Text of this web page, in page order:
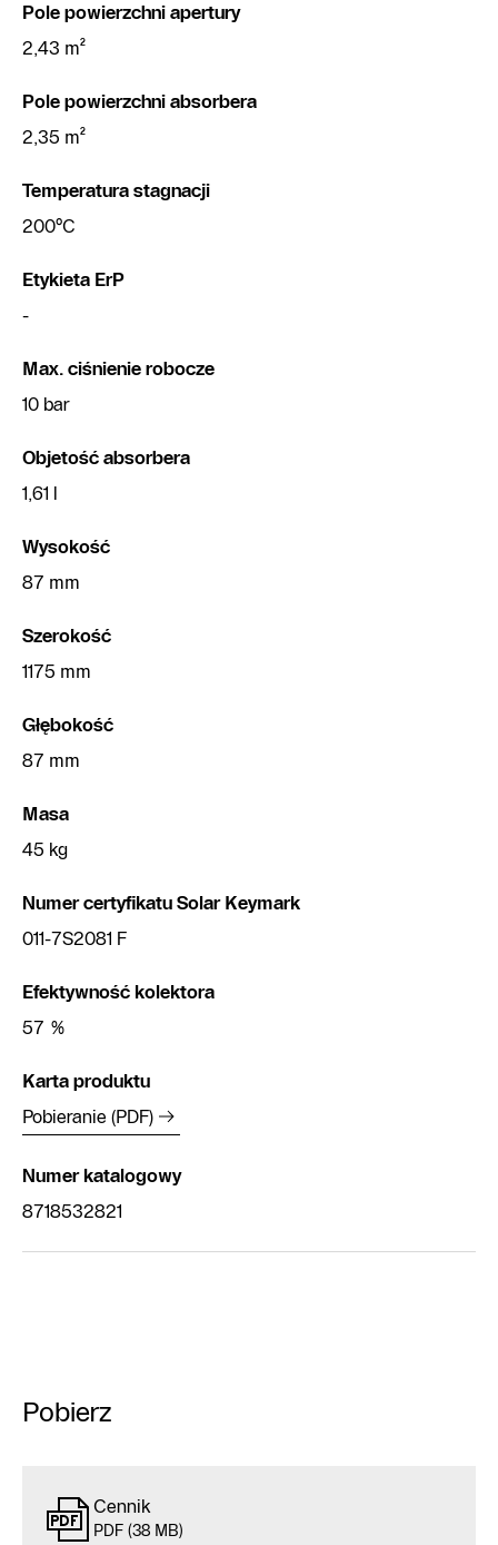
Pole powierzchni apertury
2,43 m²
Pole powierzchni absorbera
2,35 m²
Temperatura stagnacji
200°C
Etykieta ErP
-
Max. ciśnienie robocze
10 bar
Objetość absorbera
1,61 l
Wysokość
87 mm
Szerokość
1175 mm
Głębokość
87 mm
Masa
45 kg
Numer certyfikatu Solar Keymark
011-7S2081 F
Efektywność kolektora
57 %
Karta produktu
Pobieranie (PDF)
Numer katalogowy
8718532821
Pobierz
Cennik
PDF (38 MB)